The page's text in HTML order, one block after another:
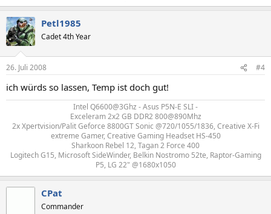
Petl1985
Cadet 4th Year
26. Juli 2008 #4
ich würds so lassen, Temp ist doch gut!
Intel Q6600@3Ghz - Asus P5N-E SLI -
Exceleram 2x2 GB DDR2 800@890Mhz
2x Xpertvision/Palit Geforce 8800GT Sonic @720/1055/1836, Creative X-Fi
extreme Gamer, Creative Gaming Headset HS-450
Sharkoon Rebel 12, Tagan 2 Force 400
Logitech G15, Microsoft SideWinder, Belkin Nostromo 52te, Raptor-Gaming
P5, LG 22" @1680x1050​
CPat
Commander